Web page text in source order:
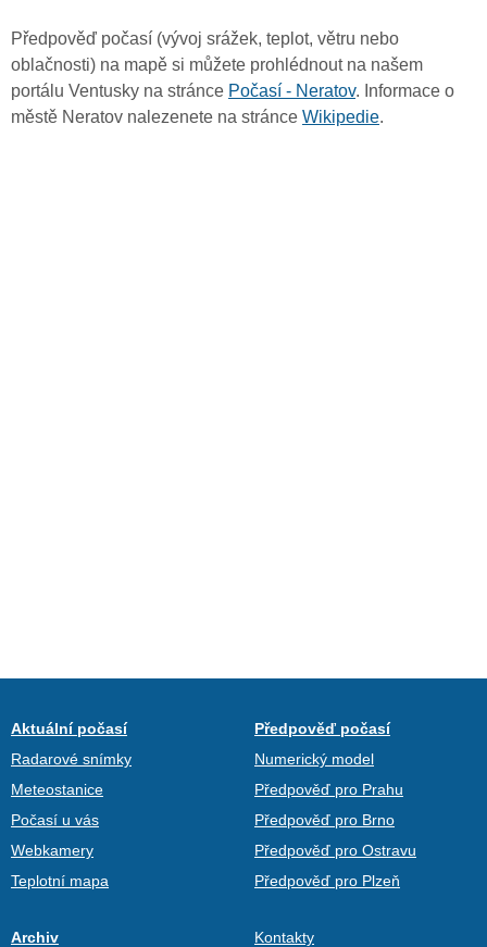
Předpověď počasí (vývoj srážek, teplot, větru nebo
oblačnosti) na mapě si můžete prohlédnout na našem
portálu Ventusky na stránce Počasí - Neratov. Informace o
městě Neratov nalezenete na stránce Wikipedie.
Aktuální počasí
Radarové snímky
Meteostanice
Počasí u vás
Webkamery
Teplotní mapa
Předpověď počasí
Numerický model
Předpověď pro Prahu
Předpověď pro Brno
Předpověď pro Ostravu
Předpověď pro Plzeň
Archiv Kontakty